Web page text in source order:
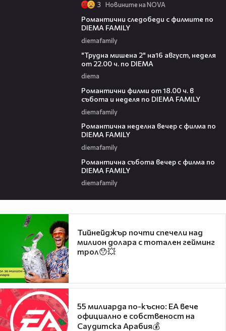
3 Новините на NOVA
Романтични следобеди с филмите по
DIEMA FAMILY
diemafamily
"Трудна мишена 2" на16 август, неделя
от 22.00 ч. по DIEMA
diema
Романтични филми от 18.00 ч. в
събота и неделя по DIEMA FAMILY
diemafamily
Романтичнa неделна вечер с филма по
DIEMA FAMILY
diemafamily
Романтичнa събота вечер с филма по
DIEMA FAMILY
diemafamily
Тийнейджър почти спечели над
милион долара с тотален гейминг
трол😯💥
55 милиарда по-късно: EA вече
официално е собственост на
Саудитска Арабия💰